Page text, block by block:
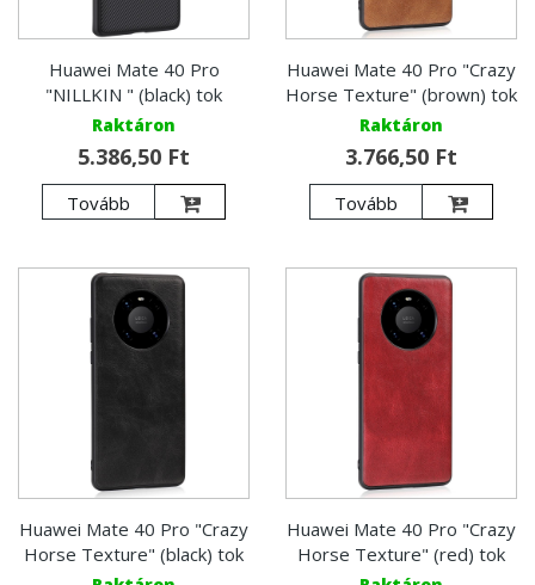
Huawei Mate 40 Pro
"NILLKIN " (black) tok
Raktáron
5.386,50 Ft
Tovább
Huawei Mate 40 Pro "Crazy
Horse Texture" (brown) tok
Raktáron
3.766,50 Ft
Tovább
Huawei Mate 40 Pro "Crazy
Horse Texture" (black) tok
Huawei Mate 40 Pro "Crazy
Horse Texture" (red) tok